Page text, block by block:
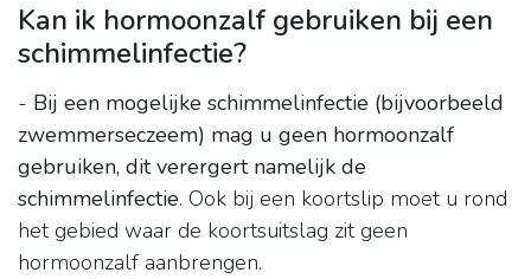
Kan ik hormoonzalf gebruiken bij een
schimmelinfectie?
- Bij een mogelijke schimmelinfectie (bijvoorbeeld
zwemmerseczeem) mag u geen hormoonzalf
gebruiken, dit verergert namelijk de
schimmelinfectie. Ook bij een koortslip moet u rond
het gebied waar de koortsuitslag zit geen
hormoonzalf aanbrengen.